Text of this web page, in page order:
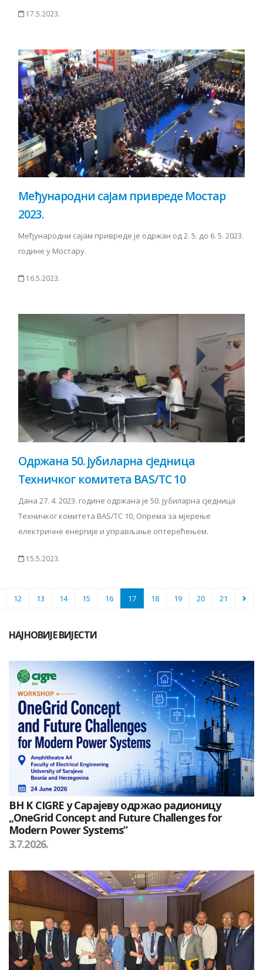
17.5.2023.
Међународни сајам привреде Мостар
2023.
Међународни сајам привреде је одржан од 2. 5. до 6. 5. 2023.
године у Мостару.
16.5.2023.
Одржана 50. јубиларна сједница
Техничког комитета BAS/TC 10
Дана 27. 4. 2023. године одржана је 50. јубиларна сједница
Техничког комитета BAS/TC 10, Опрема за мјерење
електричне енергије и управљање оптерећењем.
15.5.2023.
12 13 14 15 16 17 18 19 20 21
НАЈНОВИЈЕ ВИЈЕСТИ
BH K CIGRE у Сарајеву одржао радионицу
„OneGrid Concept and Future Challenges for
Modern Power Systems”
3.7.2026.